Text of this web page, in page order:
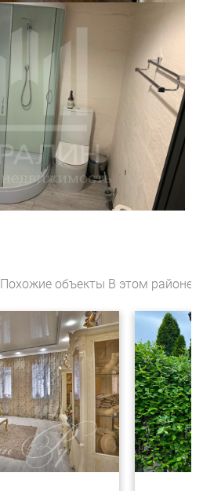
Похожие объекты В этом районе